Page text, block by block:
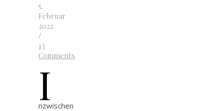
5.
Februar
2022
/
13
Comments
I
nzwischen